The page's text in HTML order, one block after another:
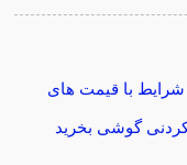
شرایط با قیمت های
گوشی بخرید